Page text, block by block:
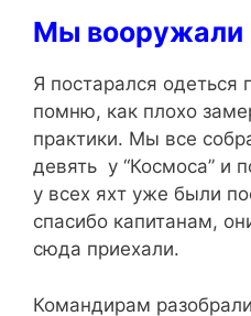
Мы вооружали
Я постарался одеться
помню, как плохо
практики. Мы все
девять у “Космоса” и
у всех яхт уже были
спасибо капитанам,
сюда приехали.
Командирам